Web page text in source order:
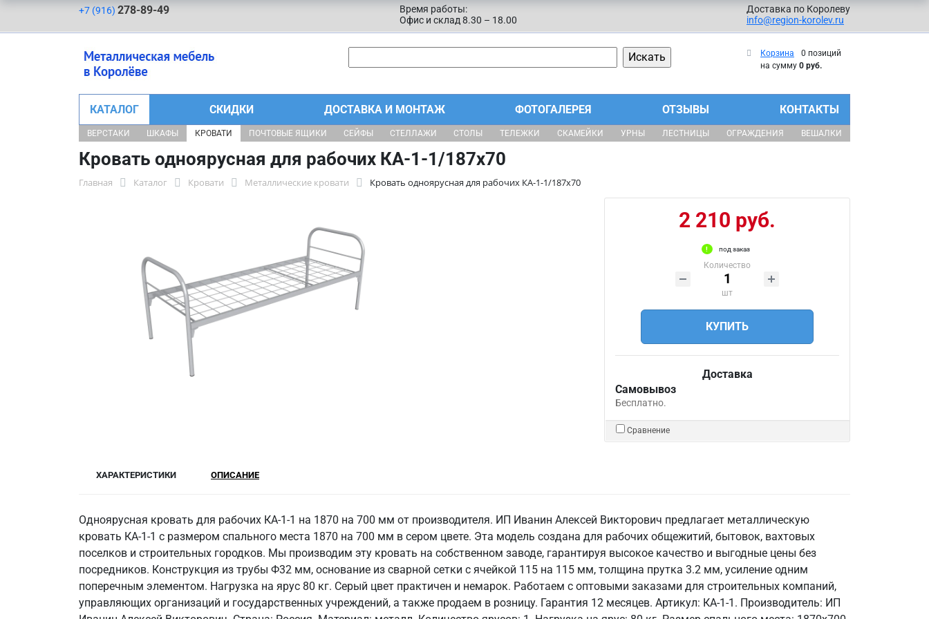
+7 (916) 278-89-49
Время работы:
Офис и склад 8.30 – 18.00
Доставка по Королеву
info@region-korolev.ru
Корзина
0 позиций
на сумму 0 руб.
КАТАЛОГ СКИДКИ ДОСТАВКА И МОНТАЖ ФОТОГАЛЕРЕЯ ОТЗЫВЫ КОНТАКТЫ
ВЕРСТАКИ ШКАФЫ КРОВАТИ ПОЧТОВЫЕ ЯЩИКИ СЕЙФЫ СТЕЛЛАЖИ СТОЛЫ ТЕЛЕЖКИ СКАМЕЙКИ УРНЫ ЛЕСТНИЦЫ ОГРАЖДЕНИЯ ВЕШАЛКИ
Кровать одноярусная для рабочих КА-1-1/187х70
Главная Каталог Кровати Металлические кровати Кровать одноярусная для рабочих КА-1-1/187х70
2 210 руб.
под заказ
Количество
шт
КУПИТЬ
Доставка
Самовывоз
Бесплатно.
Сравнение
ХАРАКТЕРИСТИКИ ОПИСАНИЕ
Одноярусная кровать для рабочих КА-1-1 на 1870 на 700 мм от производителя. ИП Иванин Алексей Викторович предлагает металлическую
кровать КА-1-1 с размером спального места 1870 на 700 мм в сером цвете. Эта модель создана для рабочих общежитий, бытовок, вахтовых
поселков и строительных городков. Мы производим эту кровать на собственном заводе, гарантируя высокое качество и выгодные цены без
посредников. Конструкция из трубы Ф32 мм, основание из сварной сетки с ячейкой 115 на 115 мм, толщина прутка 3.2 мм, усиление одним
поперечным элементом. Нагрузка на ярус 80 кг. Серый цвет практичен и немарок. Работаем с оптовыми заказами для строительных компаний,
управляющих организаций и государственных учреждений, а также продаем в розницу. Гарантия 12 месяцев. Артикул: КА-1-1. Производитель: ИП